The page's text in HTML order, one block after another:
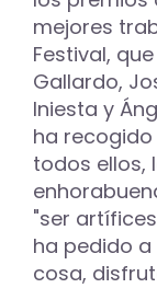
mejores
Festival,
Gallardo,
Iniesta y
ha recogido
todos ellos,
"ser
ha pedido
cosa,